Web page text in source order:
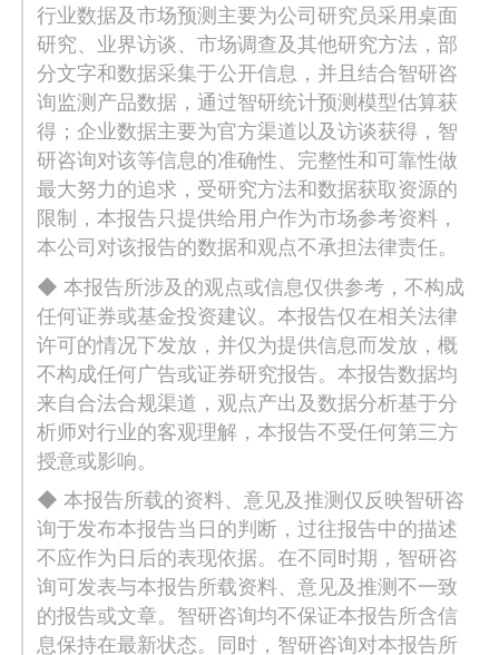
行业数据及市场预测主要为公司研究员采用桌面
研究、业界访谈、市场调查及其他研究方法，部
分文字和数据采集于公开信息，并且结合智研咨
询监测产品数据，通过智研统计预测模型估算获
得；企业数据主要为官方渠道以及访谈获得，智
研咨询对该等信息的准确性、完整性和可靠性做
最大努力的追求，受研究方法和数据获取资源的
限制，本报告只提供给用户作为市场参考资料，
本公司对该报告的数据和观点不承担法律责任。
◆ 本报告所涉及的观点或信息仅供参考，不构成
任何证券或基金投资建议。本报告仅在相关法律
许可的情况下发放，并仅为提供信息而发放，概
不构成任何广告或证券研究报告。本报告数据均
来自合法合规渠道，观点产出及数据分析基于分
析师对行业的客观理解，本报告不受任何第三方
授意或影响。
◆ 本报告所载的资料、意见及推测仅反映智研咨
询于发布本报告当日的判断，过往报告中的描述
不应作为日后的表现依据。在不同时期，智研咨
询可发表与本报告所载资料、意见及推测不一致
的报告或文章。智研咨询均不保证本报告所含信
息保持在最新状态。同时，智研咨询对本报告所